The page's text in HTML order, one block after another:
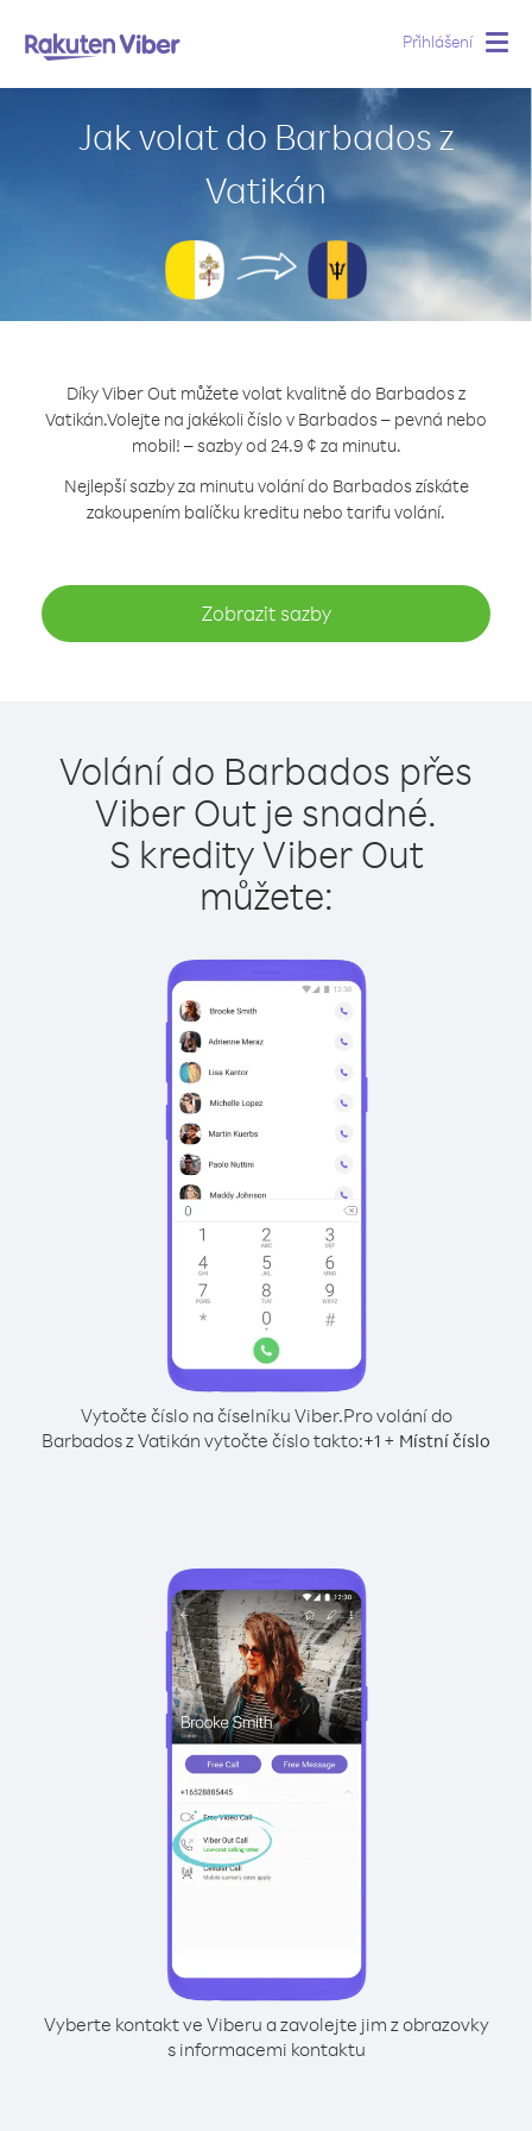
Přihlášení
Jak volat do Barbados z
Vatikán
Díky Viber Out můžete volat kvalitně do Barbados z
Vatikán.Volejte na jakékoli číslo v Barbados – pevná nebo
mobil! – sazby od 24.9 ¢ za minutu.
Nejlepší sazby za minutu volání do Barbados získáte
zakoupením balíčku kreditu nebo tarifu volání.
Zobrazit sazby
Volání do Barbados přes
Viber Out je snadné.
S kredity Viber Out
můžete:
Vytočte číslo na číselníku Viber.Pro volání do
Barbados z Vatikán vytočte číslo takto:+1 + Místní číslo
Vyberte kontakt ve Viberu a zavolejte jim z obrazovky
s informacemi kontaktu